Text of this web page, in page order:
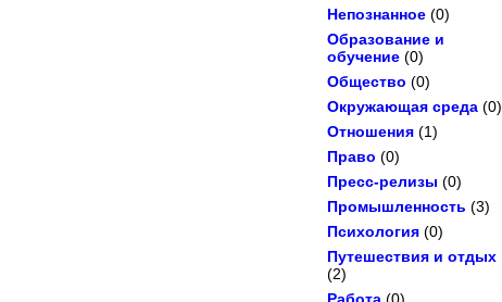
Непознанное (0)
Образование и
обучение (0)
Общество (0)
Окружающая среда (0)
Отношения (1)
Право (0)
Пресс-релизы (0)
Промышленность (3)
Психология (0)
Путешествия и отдых
(2)